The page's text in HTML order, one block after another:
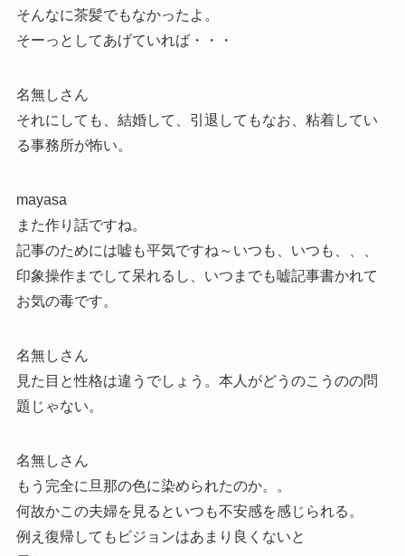
そんなに茶髪でもなかったよ。
そーっとしてあげていれば・・・
名無しさん
それにしても、結婚して、引退してもなお、粘着してい
る事務所が怖い。
mayasa
また作り話ですね。
記事のためには嘘も平気ですね～いつも、いつも、、、
印象操作までして呆れるし、いつまでも嘘記事書かれて
お気の毒です。
名無しさん
見た目と性格は違うでしょう。本人がどうのこうのの問
題じゃない。
名無しさん
もう完全に旦那の色に染められたのか。。
何故かこの夫婦を見るといつも不安感を感じられる。
例え復帰してもビジョンはあまり良くないと